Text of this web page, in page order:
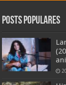
Posts Populares